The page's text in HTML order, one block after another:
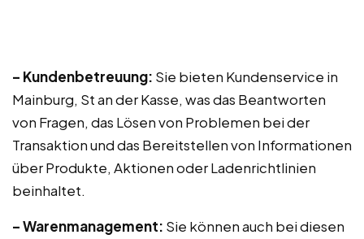
– Kundenbetreuung: Sie bieten Kundenservice in
Mainburg, St an der Kasse, was das Beantworten
von Fragen, das Lösen von Problemen bei der
Transaktion und das Bereitstellen von Informationen
über Produkte, Aktionen oder Ladenrichtlinien
beinhaltet.
– Warenmanagement: Sie können auch bei diesen